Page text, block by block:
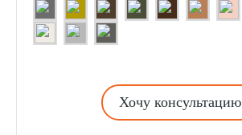
Хочу консультацию